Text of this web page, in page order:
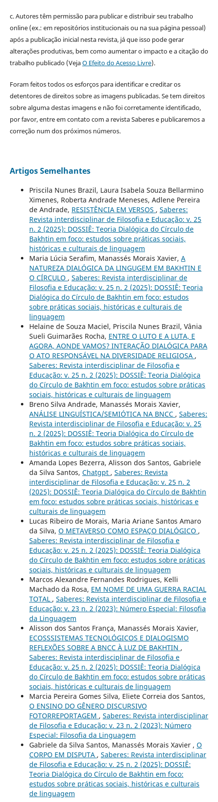
c. Autores têm permissão para publicar e distribuir seu trabalho
online (ex.: em repositórios institucionais ou na sua página pessoal)
após a publicação inicial nesta revista, já que isso pode gerar
alterações produtivas, bem como aumentar o impacto e a citação do
trabalho publicado (VejaO Efeito do Acesso Livre).
Foram feitos todos os esforços para identificar e creditar os
detentores de direitos sobre as imagens publicadas. Se tem direitos
sobre alguma destas imagens e não foi corretamente identificado,
por favor, entre em contato com a revista Saberes e publicaremos a
correção num dos próximos números.
Artigos Semelhantes
Priscila Nunes Brazil, Laura Isabela Souza Bellarmino
Ximenes, Roberta Andrade Meneses, Adlene Pereira
de Andrade, RESISTÊNCIA EM VERSOS , Saberes:
Revista interdisciplinar de Filosofia e Educação: v. 25
n. 2 (2025): DOSSIÊ: Teoria Dialógica do Círculo de
Bakhtin em foco: estudos sobre práticas sociais,
históricas e culturais de linguagem
Maria Lúcia Serafim, Manassés Morais Xavier, A
NATUREZA DIALÓGICA DA LINGUGEM EM BAKHTIN E
O CÍRCULO , Saberes: Revista interdisciplinar de
Filosofia e Educação: v. 25 n. 2 (2025): DOSSIÊ: Teoria
Dialógica do Círculo de Bakhtin em foco: estudos
sobre práticas sociais, históricas e culturais de
linguagem
Helaine de Souza Maciel, Priscila Nunes Brazil, Vânia
Sueli Guimarães Rocha, ENTRE O LUTO E A LUTA, E
AGORA, AONDE VAMOS? INTERAÇÃO DIALÓGICA PARA
O ATO RESPONSÁVEL NA DIVERSIDADE RELIGIOSA ,
Saberes: Revista interdisciplinar de Filosofia e
Educação: v. 25 n. 2 (2025): DOSSIÊ: Teoria Dialógica
do Círculo de Bakhtin em foco: estudos sobre práticas
sociais, históricas e culturais de linguagem
Breno Silva Andrade, Manassés Morais Xavier,
ANÁLISE LINGUÍSTICA/SEMIÓTICA NA BNCC , Saberes:
Revista interdisciplinar de Filosofia e Educação: v. 25
n. 2 (2025): DOSSIÊ: Teoria Dialógica do Círculo de
Bakhtin em foco: estudos sobre práticas sociais,
históricas e culturais de linguagem
Amanda Lopes Bezerra, Alisson dos Santos, Gabriele
da Silva Santos, Chatgpt , Saberes: Revista
interdisciplinar de Filosofia e Educação: v. 25 n. 2
(2025): DOSSIÊ: Teoria Dialógica do Círculo de Bakhtin
em foco: estudos sobre práticas sociais, históricas e
culturais de linguagem
Lucas Ribeiro de Morais, Maria Ariane Santos Amaro
da Silva, O METAVERSO COMO ESPAÇO DIALÓGICO ,
Saberes: Revista interdisciplinar de Filosofia e
Educação: v. 25 n. 2 (2025): DOSSIÊ: Teoria Dialógica
do Círculo de Bakhtin em foco: estudos sobre práticas
sociais, históricas e culturais de linguagem
Marcos Alexandre Fernandes Rodrigues, Kelli
Machado da Rosa, EM NOME DE UMA GUERRA RACIAL
TOTAL , Saberes: Revista interdisciplinar de Filosofia e
Educação: v. 23 n. 2 (2023): Número Especial: Filosofia
da Linguagem
Alisson dos Santos França, Manassés Morais Xavier,
ECOSSSISTEMAS TECNOLÓGICOS E DIALOGISMO
REFLEXÕES SOBRE A BNCC À LUZ DE BAKHTIN ,
Saberes: Revista interdisciplinar de Filosofia e
Educação: v. 25 n. 2 (2025): DOSSIÊ: Teoria Dialógica
do Círculo de Bakhtin em foco: estudos sobre práticas
sociais, históricas e culturais de linguagem
Marcia Pereira Gomes Silva, Eliete Correia dos Santos,
O ENSINO DO GÊNERO DISCURSIVO
FOTORREPORTAGEM , Saberes: Revista interdisciplinar
de Filosofia e Educação: v. 23 n. 2 (2023): Número
Especial: Filosofia da Linguagem
Gabriele da Silva Santos, Manassés Morais Xavier , O
CORPO EM DISPUTA , Saberes: Revista interdisciplinar
de Filosofia e Educação: v. 25 n. 2 (2025): DOSSIÊ:
Teoria Dialógica do Círculo de Bakhtin em foco:
estudos sobre práticas sociais, históricas e culturais
de linguagem